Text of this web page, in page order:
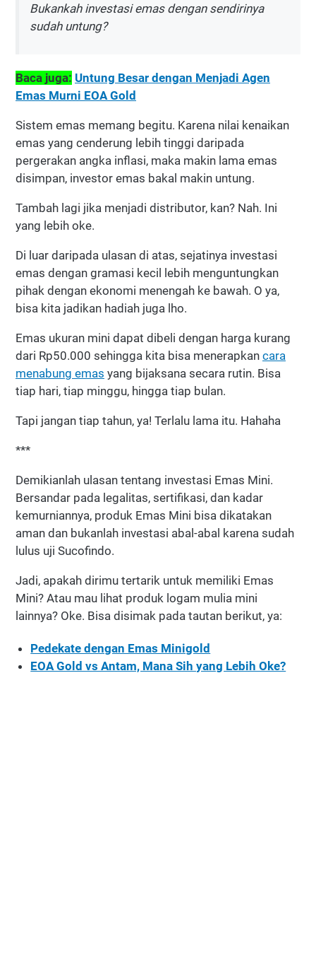
Bukankah investasi emas dengan sendirinya
sudah untung?
Baca juga: Untung Besar dengan Menjadi Agen
Emas Murni EOA Gold
Sistem emas memang begitu. Karena nilai kenaikan
emas yang cenderung lebih tinggi daripada
pergerakan angka inflasi, maka makin lama emas
disimpan, investor emas bakal makin untung.
Tambah lagi jika menjadi distributor, kan? Nah. Ini
yang lebih oke.
Di luar daripada ulasan di atas, sejatinya investasi
emas dengan gramasi kecil lebih menguntungkan
pihak dengan ekonomi menengah ke bawah. O ya,
bisa kita jadikan hadiah juga lho.
Emas ukuran mini dapat dibeli dengan harga kurang
dari Rp50.000 sehingga kita bisa menerapkan cara
menabung emas yang bijaksana secara rutin. Bisa
tiap hari, tiap minggu, hingga tiap bulan.
Tapi jangan tiap tahun, ya! Terlalu lama itu. Hahaha
***
Demikianlah ulasan tentang investasi Emas Mini.
Bersandar pada legalitas, sertifikasi, dan kadar
kemurniannya, produk Emas Mini bisa dikatakan
aman dan bukanlah investasi abal-abal karena sudah
lulus uji Sucofindo.
Jadi, apakah dirimu tertarik untuk memiliki Emas
Mini? Atau mau lihat produk logam mulia mini
lainnya? Oke. Bisa disimak pada tautan berikut, ya:
Pedekate dengan Emas Minigold
EOA Gold vs Antam, Mana Sih yang Lebih Oke?